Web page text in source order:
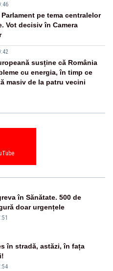
pe tema centralelor
Vot decisiv în Camera
susține că România
cu energia, în timp ce
masiv de la patru vecini
în Sănătate. 500 de
doar urgențele
în stradă, astăzi, în fața